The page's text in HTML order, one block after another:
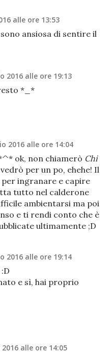
alle ore 13:53
ansiosa di sentire il
2016 alle ore 19:13
*_*
2016 alle ore 14:04
ok, non chiamerò Chi
per un po, ehehe! Il
ingranare e capire
tutto nel calderone
ambientarsi ma poi
e ti rendi conto che è
ultimamente ;D
2016 alle ore 19:14
e sì, hai proprio
alle ore 14:05